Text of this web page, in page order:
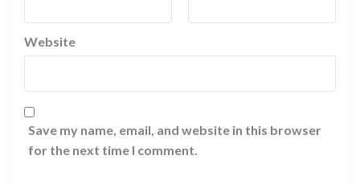
Website
Save my name, email, and website in this browser
for the next time I comment.